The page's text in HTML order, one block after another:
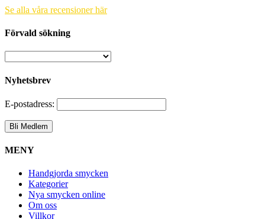
Se alla våra recensioner här
Förvald sökning
Nyhetsbrev
E-postadress:
MENY
Handgjorda smycken
Kategorier
Nya smycken online
Om oss
Villkor